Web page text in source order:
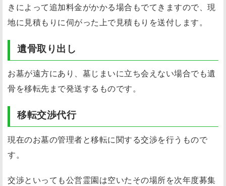
きによって追加料金がかかる場合もでてきますので、現
地に見積もりに伺がった上で見積もりを送付します。
遺骨取り出し
お墓が遠方にあり、墓じまいに立ち会えない場合でも遺
骨を移転先まで発送するものです。
移転交渉代行
現在のお墓の管理者と移転に関する交渉を行うもので
す。
交渉といっても公営霊園は空いたその場所を次年度募集